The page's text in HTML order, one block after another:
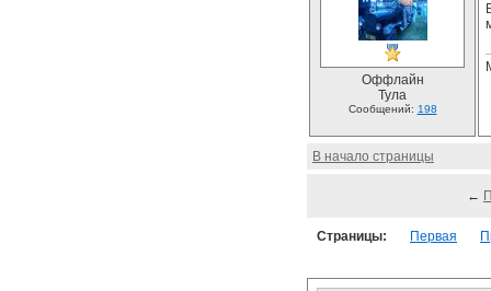
Оффлайн
Тула
Сообщений: 198
В начало страницы
←
Страницы: Первая